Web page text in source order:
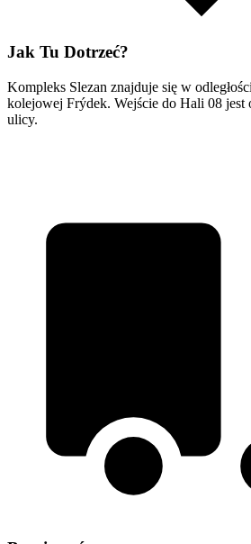
Jak Tu Dotrzeć?
Kompleks Slezan znajduje się w
kolejowej Frýdek. Wejście do Hali 08 jest
ulicy.